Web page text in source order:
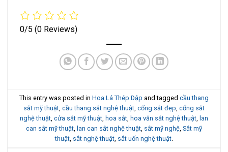
0/5 (0 Reviews)
This entry was posted in Hoa Lá Thép Dập and tagged cầu thang
sắt mỹ thuật cầu thang sắt nghệ thuật cổng sắt đẹp cổng sắt
nghệ thuật cửa sắt mỹ thuật hoa sắt hoa văn sắt nghệ thuật lan
can sắt mỹ thuật lan can sắt nghệ thuật sắt mỹ nghệ Sắt mỹ
thuật sắt nghệ thuật sắt uốn nghệ thuật